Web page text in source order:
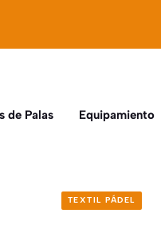
de Palas Equipamiento
TEXTIL PÁDEL